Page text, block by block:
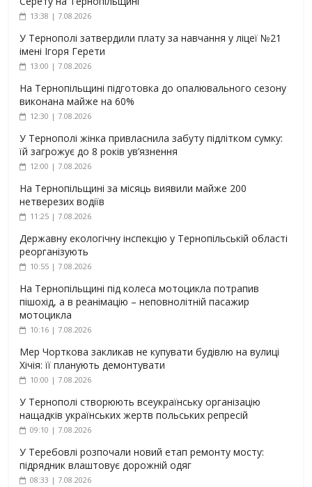
13:38 | 7.08.2026
У Тернополі затвердили плату за навчання у ліцеї №21
імені Ігоря Герети
13:00 | 7.08.2026
На Тернопільщині підготовка до опалювального сезону
виконана майже на 60%
12:30 | 7.08.2026
У Тернополі жінка привласнила забуту підлітком сумку:
їй загрожує до 8 років ув’язнення
12:00 | 7.08.2026
На Тернопільщині за місяць виявили майже 200
нетверезих водіїв
11:25 | 7.08.2026
Державну екологічну інспекцію у Тернопільській області
реорганізують
10:55 | 7.08.2026
На Тернопільщині під колеса мотоцикла потрапив
пішохід, а в реанімацію – неповнолітній пасажир
мотоцикла
10:16 | 7.08.2026
Мер Чорткова закликав не купувати будівлю на вулиці
Хічія: її планують демонтувати
10:00 | 7.08.2026
У Тернополі створюють всеукраїнську організацію
нащадків українських жертв польських репресій
09:10 | 7.08.2026
У Теребовлі розпочали новий етап ремонту мосту:
підрядник влаштовує дорожній одяг
08:33 | 7.08.2026